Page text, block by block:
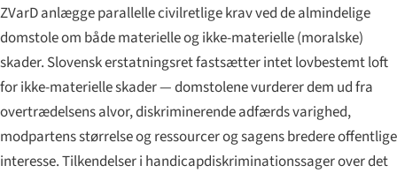
ZVarD anlægge parallelle civilretlige krav ved de almindelige
domstole om både materielle og ikke-materielle (moralske)
skader. Slovensk erstatningsret fastsætter intet lovbestemt loft
for ikke-materielle skader — domstolene vurderer dem ud fra
overtrædelsens alvor, diskriminerende adfærds varighed,
modpartens størrelse og ressourcer og sagens bredere offentlige
interesse. Tilkendelser i handicapdiskriminationssager over det